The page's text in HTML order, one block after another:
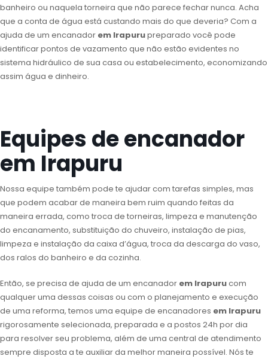
banheiro ou naquela torneira que não parece fechar nunca. Acha
que a conta de água está custando mais do que deveria? Com a
ajuda de um encanador em Irapurupreparado você pode
identificar pontos de vazamento que não estão evidentes no
sistema hidráulico de sua casa ou estabelecimento, economizando
assim água e dinheiro.
Equipes de encanador
em Irapuru
Nossa equipe também pode te ajudar com tarefas simples, mas
que podem acabar de maneira bem ruim quando feitas da
maneira errada, como troca de torneiras, limpeza e manutenção
do encanamento, substituição do chuveiro, instalação de pias,
limpeza e instalação da caixa d’água, troca da descarga do vaso,
dos ralos do banheiro e da cozinha.
Então, se precisa de ajuda de um encanador em Irapurucom
qualquer uma dessas coisas ou com o planejamento e execução
de uma reforma, temos uma equipe de encanadores em Irapuru
rigorosamente selecionada, preparada e a postos 24h por dia
para resolver seu problema, além de uma central de atendimento
sempre disposta a te auxiliar da melhor maneira possível. Nós te